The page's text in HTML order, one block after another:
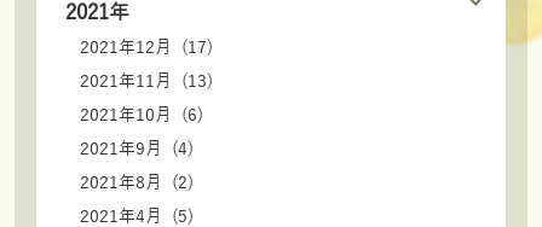
2021年
2021年12月 (17)
2021年11月 (13)
2021年10月 (6)
2021年9月 (4)
2021年8月 (2)
2021年4月 (5)